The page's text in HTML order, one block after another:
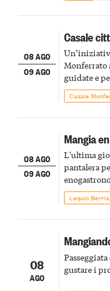
08 AGO
09 AGO
Casale
Monferrato
guidate e
Casale
08 AGO
09 AGO
Mangia
L'ultima
pantalera
pirotecnico
Lequio Berria
08
AGO
gustare i